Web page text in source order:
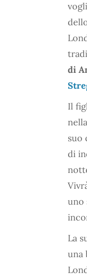
di
Il
suo
di
uno
La
una